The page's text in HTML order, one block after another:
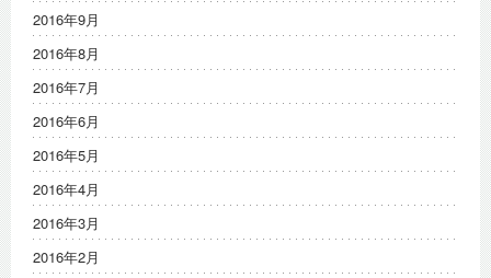
2016年9月
2016年8月
2016年7月
2016年6月
2016年5月
2016年4月
2016年3月
2016年2月